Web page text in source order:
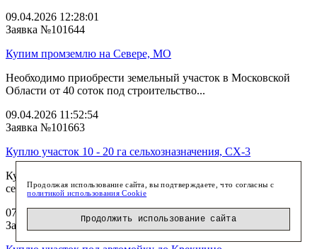
09.04.2026 12:28:01
Заявка №101644
Купим промземлю на Севере, МО
Необходимо приобрести земельный участок в Московской
Области от 40 соток под строительство...
09.04.2026 11:52:54
Заявка №101663
Куплю участок 10 - 20 га сельхозназначения, СХ-3
Куплю участок площадью от 10 до 20 га
сельскохозяйственного назначения, СХ-3. Ин...
07.04.2026 12:09:29
Заявка №101647
Продолжая использование сайта, вы подтверждаете, что согласны с
политикой использования Cookie
Продолжить использование сайта